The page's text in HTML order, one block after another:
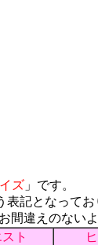
ズ 」です。
記となってお
間違えのない
ト